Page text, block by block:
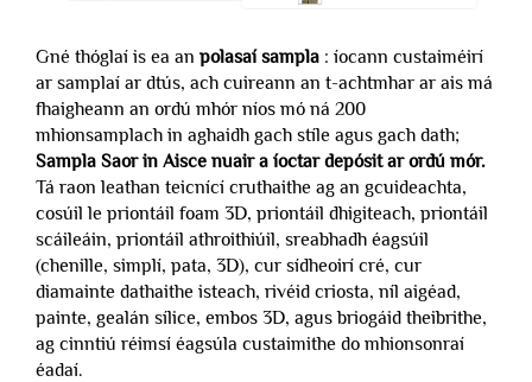
Gné thóglaí is ea an polasaí sampla : íocann custaiméirí
ar samplaí ar dtús, ach cuireann an t-achtmhar ar ais má
fhaigheann an ordú mhór níos mó ná 200
mhionsamplach in aghaidh gach stíle agus gach dath;
Sampla Saor in Aisce nuair a íoctar depósit ar ordú mór.
Tá raon leathan teicnící cruthaithe ag an gcuideachta,
cosúil le priontáil foam 3D, priontáil dhigiteach, priontáil
scáileáin, priontáil athroithiúil, sreabhadh éagsúil
(chenille, simplí, pata, 3D), cur sídheoirí cré, cur
diamainte dathaithe isteach, rivéid criosta, níl aigéad,
painte, gealán sílice, embos 3D, agus briogáid theibrithe,
ag cinntiú réimsí éagsúla custaimithe do mhionsonraí
éadaí.